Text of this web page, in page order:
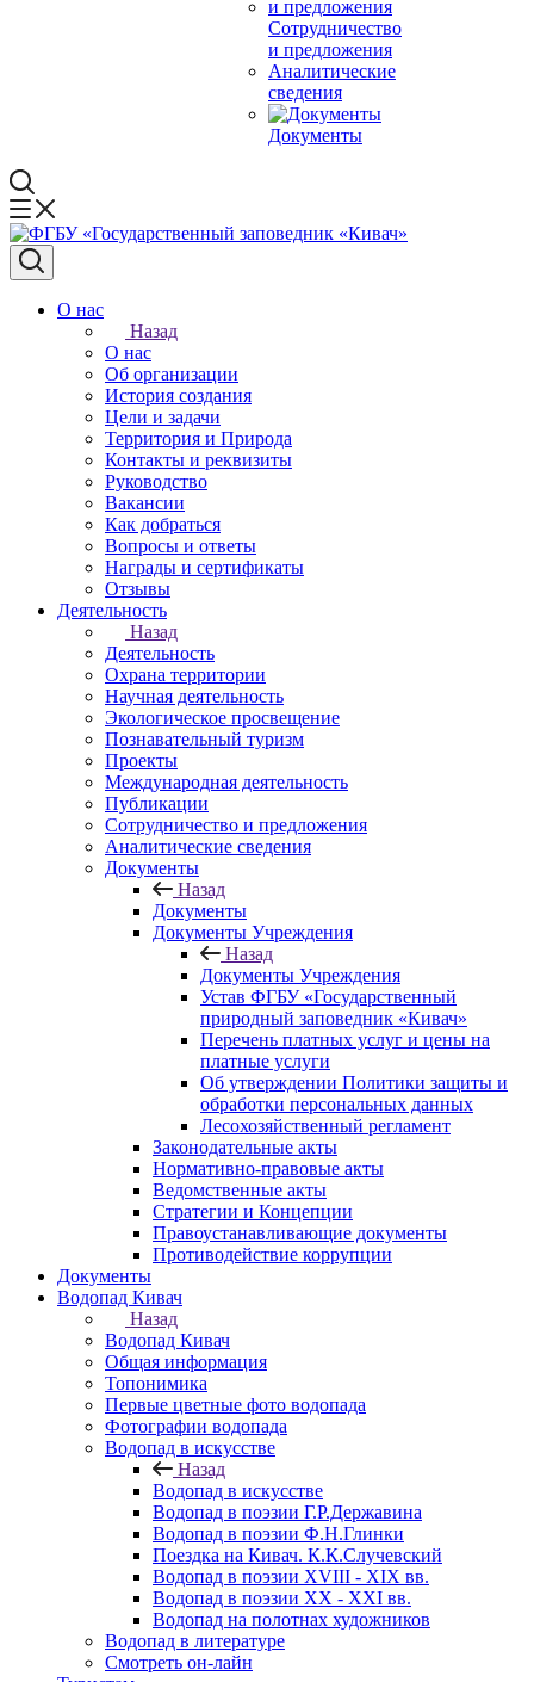
Сотрудничество
и предложения
Аналитические
сведения
Документы
О нас
Назад
О нас
Об организации
История создания
Цели и задачи
Территория и Природа
Контакты и реквизиты
Руководство
Вакансии
Как добраться
Вопросы и ответы
Награды и сертификаты
Отзывы
Деятельность
Назад
Деятельность
Охрана территории
Научная деятельность
Экологическое просвещение
Познавательный туризм
Проекты
Международная деятельность
Публикации
Сотрудничество и предложения
Аналитические сведения
Документы
Назад
Документы
Документы Учреждения
Назад
Документы Учреждения
Устав ФГБУ «Государственный
природный заповедник «Кивач»
Перечень платных услуг и цены на
платные услуги
Об утверждении Политики защиты и
обработки персональных данных
Лесохозяйственный регламент
Законодательные акты
Нормативно-правовые акты
Ведомственные акты
Стратегии и Концепции
Правоустанавливающие документы
Противодействие коррупции
Документы
Водопад Кивач
Назад
Водопад Кивач
Общая информация
Топонимика
Первые цветные фото водопада
Фотографии водопада
Водопад в искусстве
Назад
Водопад в искусстве
Водопад в поэзии Г.Р.Державина
Водопад в поэзии Ф.Н.Глинки
Поездка на Кивач. К.К.Случевский
Водопад в поэзии XVIII - XIX вв.
Водопад в поэзии XX - XXI вв.
Водопад на полотнах художников
Водопад в литературе
Смотреть он-лайн